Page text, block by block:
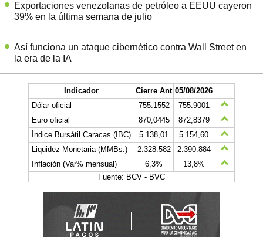
Exportaciones venezolanas de petróleo a EEUU cayeron
39% en la última semana de julio
Así funciona un ataque cibernético contra Wall Street en
la era de la IA
Indicador Cierre Ant 05/08/2026
Dólar oficial
755.1552
755.9001
Euro oficial
870,0445
872,8379
Índice Bursátil Caracas (IBC)
5.138,01
5.154,60
Liquidez Monetaria (MMBs.)
2.328.582
2.390.884
Inflación (Var% mensual)
6,3%
13,8%
Fuente: BCV - BVC